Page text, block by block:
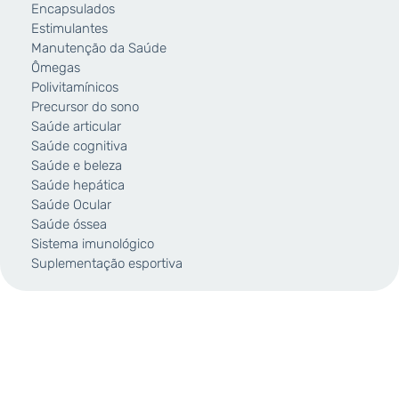
Encapsulados
Estimulantes
Manutenção da Saúde
Ômegas
Polivitamínicos
Precursor do sono
Saúde articular
Saúde cognitiva
Saúde e beleza
Saúde hepática
Saúde Ocular
Saúde óssea
Sistema imunológico
Suplementação esportiva